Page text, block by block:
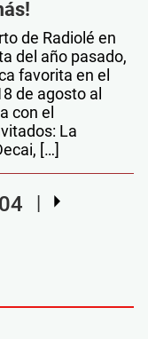
de Radiolé en
del año pasado,
favorita en el
de agosto al
con el
La
[…]
04